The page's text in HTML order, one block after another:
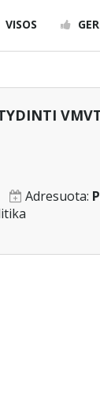
VISOS
Adresuota: